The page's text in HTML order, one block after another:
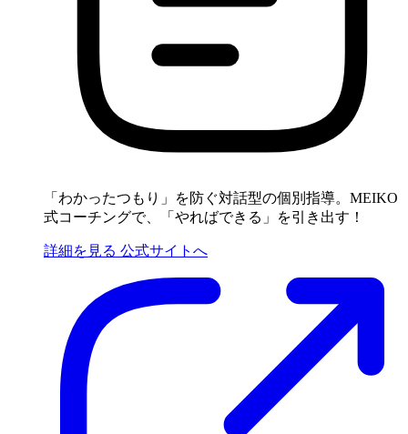
「わかったつもり」を防ぐ対話型の個別指導。MEIKO
式コーチングで、「やればできる」を引き出す！
詳細を見る 公式サイトへ